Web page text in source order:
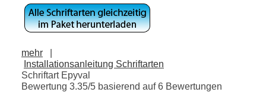
mehr
|
Installationsanleitung Schriftarten
Schriftart Epyval
Bewertung 3.35/5 basierend auf6 Bewertungen